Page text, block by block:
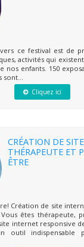
ce festival est de
activités qui
nos enfants. 150
sont...
Cliquez ici
CRÉATION DE
THÉRAPEUTE ET
ÊTRE
Création de site
êtes thérapeute,
internet responsive
outil indispensable